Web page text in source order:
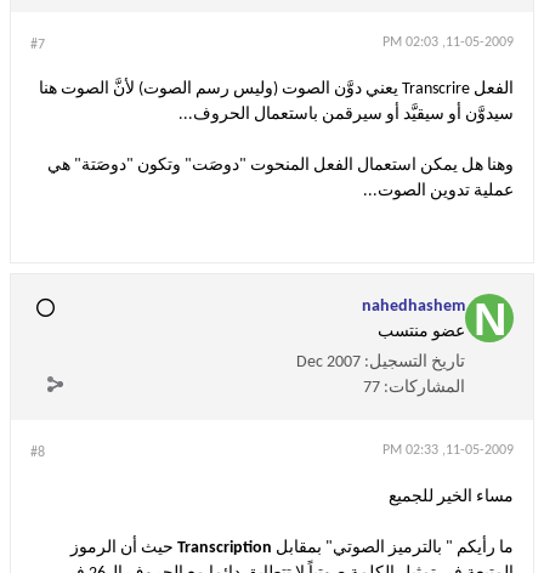
#7 11-05-2009, 02:03 PM
الفعل Transcrire يعني دوَّن الصوت (وليس رسم الصوت) لأنَّ الصوت هنا
سيدوَّن أو سيقيَّد أو سيرقمن باستعمال الحروف...
وهنا هل يمكن استعمال الفعل المنحوت "دوصَت" وتكون "دوصَتة" هي
عملية تدوين الصوت...
nahedhashem
عضو منتسب
تاريخ التسجيل: Dec 2007
المشاركات: 77
#8 11-05-2009, 02:33 PM
مساء الخير للجميع
ما رأيكم " بالترميز الصوتي" بمقابل Transcription حيث أن الرموز